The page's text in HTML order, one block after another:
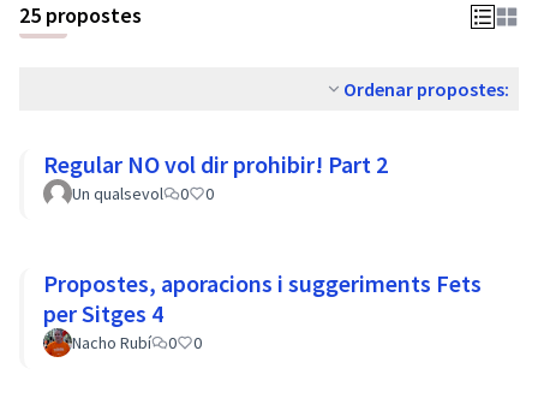
25 propostes
Ordenar propostes:
Regular NO vol dir prohibir! Part 2
Un qualsevol 0 0
Propostes, aporacions i suggeriments Fets
per Sitges 4
Nacho Rubí 0 0